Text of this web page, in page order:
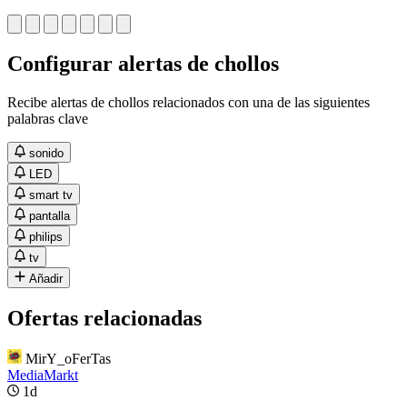
Configurar alertas de chollos
Recibe alertas de chollos relacionados con una de las siguientes
palabras clave
sonido
LED
smart tv
pantalla
philips
tv
Añadir
Ofertas relacionadas
MirY_oFerTas
MediaMarkt
1d